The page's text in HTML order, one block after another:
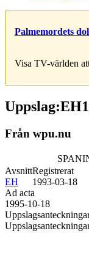
Palmemordets
Visa TV-världen
Från wpu.nu
Avsnitt
EH
Registrerat
1993-03-18
Ad acta
1995-10-18